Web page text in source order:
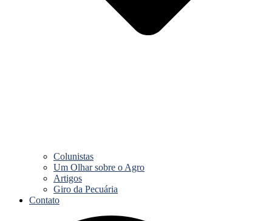
Colunistas
Um Olhar sobre o Agro
Artigos
Giro da Pecuária
Contato